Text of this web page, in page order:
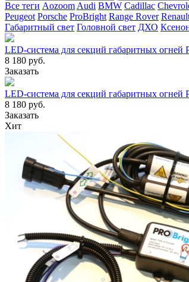
Все теги Aozoom Audi BMW Cadillac
Peugeot Porsche ProBright Range Rover
Габаритный свет Головной свет ДХО
LED-система для секций габаритных
8 180 руб.
Заказать
LED-система для секций габаритных
8 180 руб.
Заказать
Хит